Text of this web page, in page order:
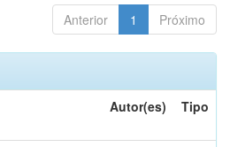
Anterior 1 Próximo
Autor(es) Tipo